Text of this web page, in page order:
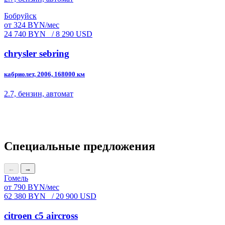
Бобруйск
от 324 BYN/мес
24 740 BYN
/ 8 290 USD
chrysler sebring
кабриолет, 2006, 168000 км
2.7, бензин, автомат
Специальные предложения
← →
Гомель
от 790 BYN/мес
62 380 BYN
/ 20 900 USD
citroen c5 aircross